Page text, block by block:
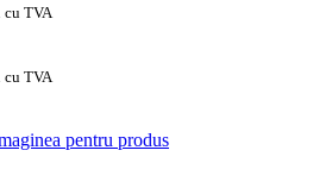
cu TVA
cu TVA